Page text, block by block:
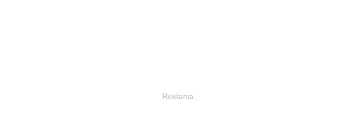
Reklama